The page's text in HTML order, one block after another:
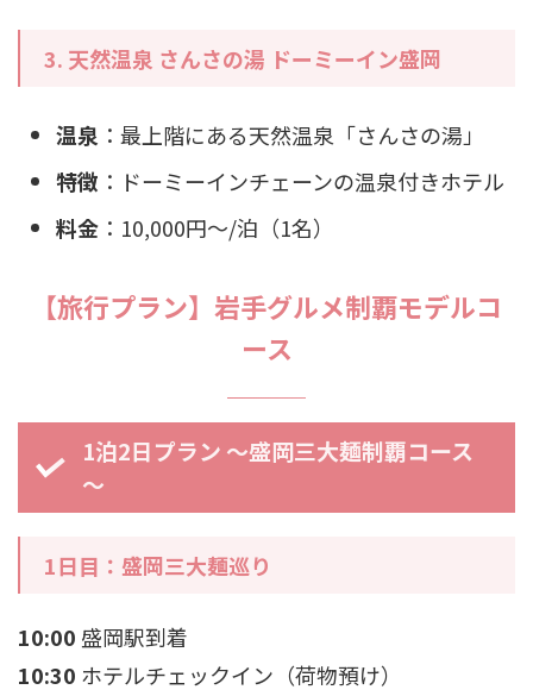
3. 天然温泉 さんさの湯 ドーミーイン盛岡
温泉 ：最上階にある天然温泉「さんさの湯」
特徴 ：ドーミーインチェーンの温泉付きホテル
料金 ：10,000円～/泊（1名）
【旅行プラン】岩手グルメ制覇モデルコ
ース
1泊2日プラン ～盛岡三大麺制覇コース
～
1日目：盛岡三大麺巡り
10:00 盛岡駅到着
10:30 ホテルチェックイン（荷物預け）